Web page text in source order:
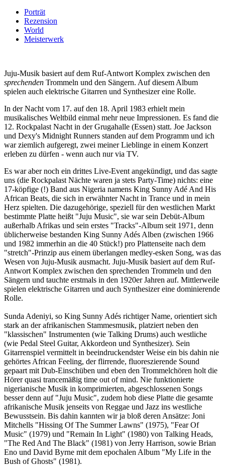
Porträt
Rezension
World
Meisterwerk
Juju-Musik basiert auf dem Ruf-Antwort Komplex zwischen den
sprechenden Trommeln und den Sängern. Auf diesem Album
spielen auch elektrische Gitarren und Synthesizer eine Rolle.
In der Nacht vom 17. auf den 18. April 1983 erhielt mein
musikalisches Weltbild einmal mehr neue Impressionen. Es fand die
12. Rockpalast Nacht in der Grugahalle (Essen) statt. Joe Jackson
und Dexy's Midnight Runners standen auf dem Programm und ich
war ziemlich aufgeregt, zwei meiner Lieblinge in einem Konzert
erleben zu dürfen - wenn auch nur via TV.
Es war aber noch ein drittes Live-Event angekündigt, und das sagte
uns (die Rockpalast Nächte waren ja stets Party-Time) nichts: eine
17-köpfige (!) Band aus Nigeria namens King Sunny Adé And His
African Beats, die sich in erwähnter Nacht in Trance und in mein
Herz spielten. Die dazugehörige, speziell für den westlichen Markt
bestimmte Platte heißt "Juju Music", sie war sein Debüt-Album
außerhalb Afrikas und sein erstes "Tracks"-Album seit 1971, denn
üblicherweise bestanden King Sunny Adés Alben (zwischen 1966
und 1982 immerhin an die 40 Stück!) pro Plattenseite nach dem
"stretch"-Prinzip aus einem überlangen medley-esken Song, was das
Wesen von Juju-Musik ausmacht. Juju-Musik basiert auf dem Ruf-
Antwort Komplex zwischen den sprechenden Trommeln und den
Sängern und tauchte erstmals in den 1920er Jahren auf. Mittlerweile
spielen elektrische Gitarren und auch Synthesizer eine dominierende
Rolle.
Sunda Adeniyi, so King Sunny Adés richtiger Name, orientiert sich
stark an der afrikanischen Stammesmusik, platziert neben den
"klassischen" Instrumenten (wie Talking Drums) auch westliche
(wie Pedal Steel Guitar, Akkordeon und Synthesizer). Sein
Gitarrenspiel vermittelt in beeindruckendster Weise ein bis dahin nie
gehörtes African Feeling, der flirrende, fluoreszierende Sound
gepaart mit Dub-Einschüben und eben den Trommelchören holt die
Hörer quasi trancemäßig time out of mind. Nie funktionierte
nigerianische Musik in komprimierten, abgeschlossenen Songs
besser denn auf "Juju Music", zudem hob diese Platte die gesamte
afrikanische Musik jenseits von Reggae und Jazz ins westliche
Bewusstsein. Bis dahin kannten wir ja bloß deren Ansätze: Joni
Mitchells "Hissing Of The Summer Lawns" (1975), "Fear Of
Music" (1979) und "Remain In Light" (1980) von Talking Heads,
"The Red And The Black" (1981) von Jerry Harrison, sowie Brian
Eno und David Byrne mit dem epochalen Album "My Life in the
Bush of Ghosts" (1981).